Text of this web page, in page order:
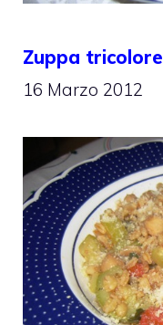
Zuppa tricolore
16 Marzo 2012